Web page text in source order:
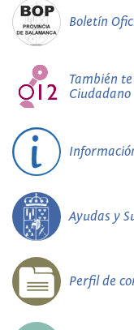
Boletín
También
Ciudadano
Ayudas y
Perfil de